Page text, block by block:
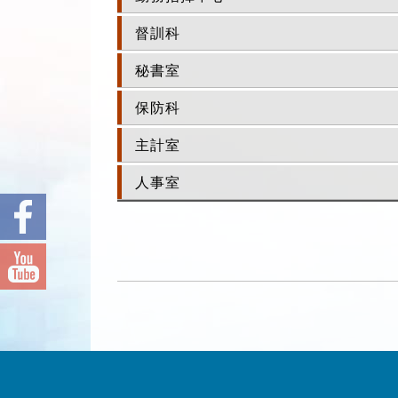
督訓科
秘書室
保防科
主計室
人事室